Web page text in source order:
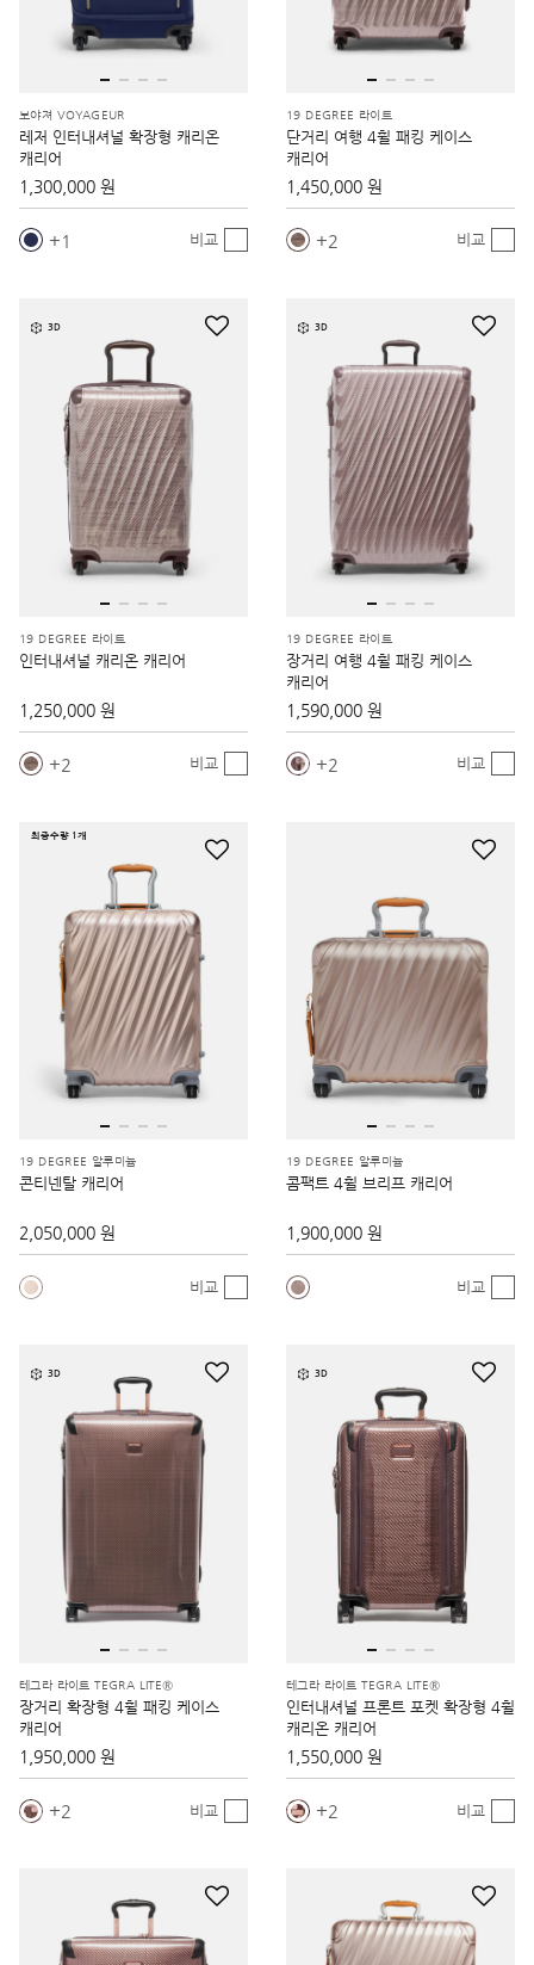
보야져 VOYAGEUR
레저 인터내셔널 확장형 캐리온
캐리어
1,300,000 원
1 비교
19 DEGREE 라이트
단거리 여행 4휠 패킹 케이스
캐리어
1,450,000 원
2 비교
3D
19 DEGREE 라이트
인터내셔널 캐리온 캐리어
1,250,000 원
2 비교
3D
19 DEGREE 라이트
장거리 여행 4휠 패킹 케이스
캐리어
1,590,000 원
2 비교
최종수량 1개
19 DEGREE 알루미늄
콘티넨탈 캐리어
2,050,000 원
비교
19 DEGREE 알루미늄
콤팩트 4휠 브리프 캐리어
1,900,000 원
비교
3D
테그라 라이트 TEGRA LITE®
장거리 확장형 4휠 패킹 케이스
캐리어
1,950,000 원
2 비교
3D
테그라 라이트 TEGRA LITE®
인터내셔널 프론트 포켓 확장형 4휠
캐리온 캐리어
1,550,000 원
2 비교